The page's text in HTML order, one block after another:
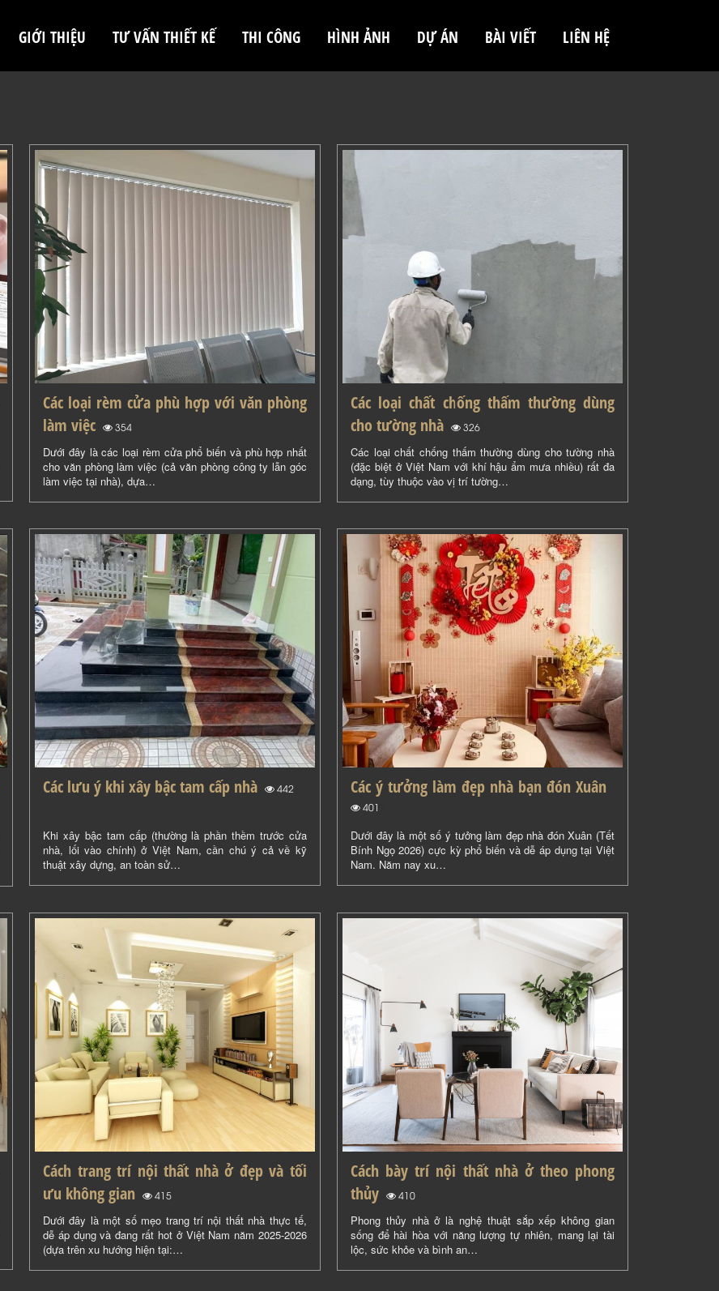
GIỚI THIỆU TƯ VẤN THIẾT KẾ THI CÔNG HÌNH ẢNH DỰ ÁN BÀI VIẾT LIÊN HỆ
Các loại rèm cửa phù hợp với văn phòng
làm việc
354
Dưới đây là các loại rèm cửa phổ biến và phù hợp nhất
cho văn phòng làm việc (cả văn phòng công ty lẫn góc
làm việc tại nhà), dựa…
Các loại chất chống thấm thường dùng
cho tường nhà
326
Các loại chất chống thấm thường dùng cho tường nhà
(đặc biệt ở Việt Nam với khí hậu ẩm mưa nhiều) rất đa
dạng, tùy thuộc vào vị trí tường…
Các lưu ý khi xây bậc tam cấp nhà 442
Khi xây bậc tam cấp (thường là phần thềm trước cửa
nhà, lối vào chính) ở Việt Nam, cần chú ý cả về kỹ
thuật xây dựng, an toàn sử…
Các ý tưởng làm đẹp nhà bạn đón Xuân
401
Dưới đây là một số ý tưởng làm đẹp nhà đón Xuân (Tết
Bính Ngọ 2026) cực kỳ phổ biến và dễ áp dụng tại Việt
Nam. Năm nay xu…
Cách trang trí nội thất nhà ở đẹp và tối
ưu không gian
415
Dưới đây là một số mẹo trang trí nội thất nhà thực tế,
dễ áp dụng và đang rất hot ở Việt Nam năm 2025-2026
(dựa trên xu hướng hiện tại:…
Cách bày trí nội thất nhà ở theo phong
thủy
410
Phong thủy nhà ở là nghệ thuật sắp xếp không gian
sống để hài hòa với năng lượng tự nhiên, mang lại tài
lộc, sức khỏe và bình an…